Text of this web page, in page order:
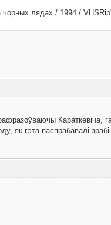
чорных лядах / 1994 /
Караткевіча,
як гэта паспрабавалі